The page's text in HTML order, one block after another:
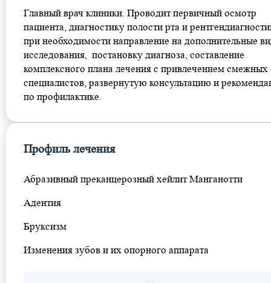
Главный врач клиники. Проводит первичный осмотр
пациента, диагностику полости рта и
при необходимости направление на дополнительные
исследования, постановку диагноза, составление
комплексного плана лечения с привлечением смежных
специалистов, развернутую консультацию и
по профилактике.
Профиль лечения
Абразивный преканцерозный хейлит Манганотти
Адентия
Бруксизм
Изменения зубов и их опорного аппарата